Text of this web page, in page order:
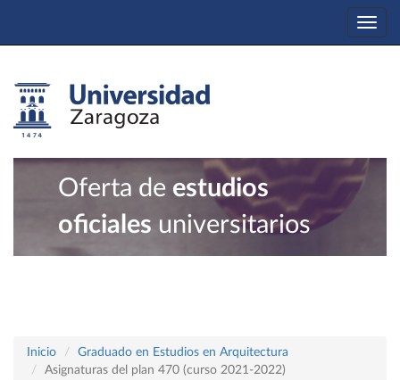
Oferta de estudios
oficiales universitarios
Inicio
Graduado en Estudios en Arquitectura
Asignaturas del plan 470 (curso 2021-2022)